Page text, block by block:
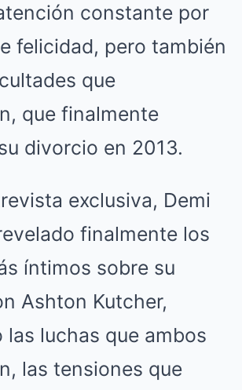
constante por
felicidad, pero también
que
que finalmente
divorcio en 2013.
exclusiva, Demi
finalmente los
íntimos sobre su
Ashton Kutcher,
las luchas que ambos
las tensiones que